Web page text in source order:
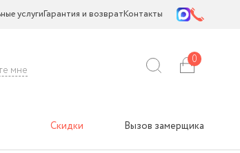
услугиГарантия и возвратКонтакты
мне
0
Скидки Вызов замерщика